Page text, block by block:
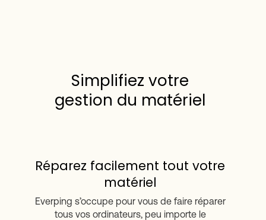
Simplifiez votre
gestion du matériel
Réparez facilement tout votre
matériel
Everping s’occupe pour vous de faire réparer
tous vos ordinateurs, peu importe le